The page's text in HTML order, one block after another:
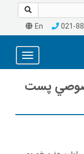
En 021-
Toggle
پست